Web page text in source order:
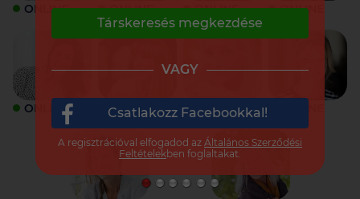
ONLINE ONLINE ONLINE ONLINE
ONLINE ONLINE ONLINE
Társkeresés megkezdése
VAGY
Csatlakozz Facebookkal!
A regisztrációval elfogadod az Általános Szerződési
Feltételekben foglaltakat.